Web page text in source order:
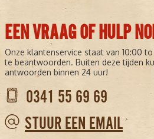
EEN VRAAG OF HULP
Onze klantenservice staat van 10:00
te beantwoorden. Buiten deze tijden
antwoorden binnen 24 uur!
0341 55 69 69
STUUR EEN EMAIL